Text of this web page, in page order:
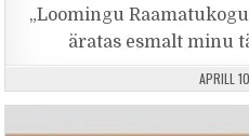
„Loomingu
äratas esmalt minu
APRILL